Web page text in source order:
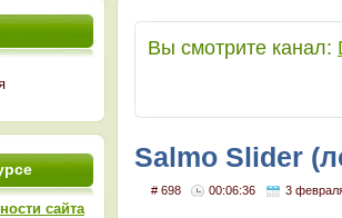
Вы смотрите канал:
Salmo Slider
# 698 00:06:36 3
сайта